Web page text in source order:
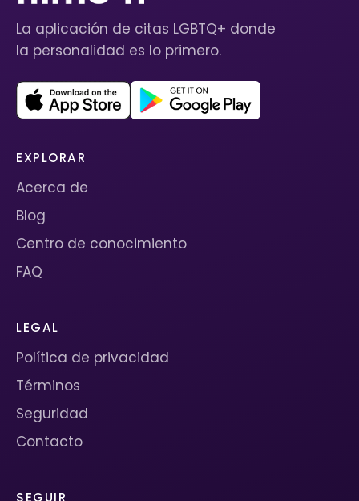
La aplicación de citas LGBTQ+ donde
la personalidad es lo primero.
EXPLORAR
Acerca de
Blog
Centro de conocimiento
FAQ
LEGAL
Política de privacidad
Términos
Seguridad
Contacto